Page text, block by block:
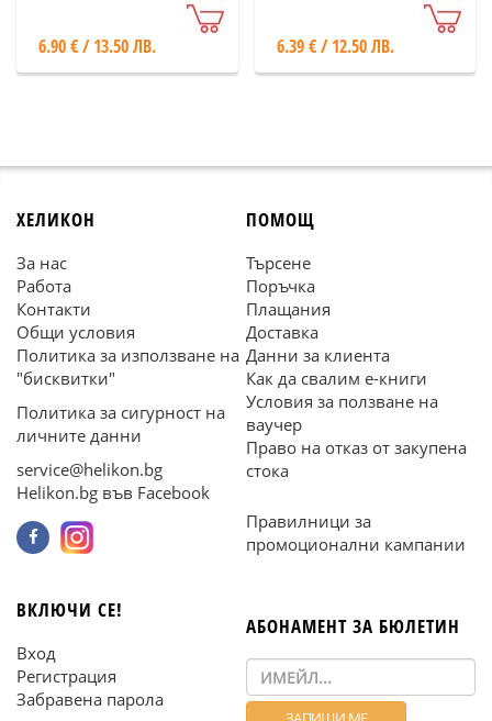
6.90 € / 13.50 ЛВ. 6.39 € / 12.50 ЛВ.
ХЕЛИКОН
За нас
Работа
Контакти
Общи условия
Политика за използване на
"бисквитки"
Политика за сигурност на
личните данни
service@helikon.bg
Helikon.bg във Facebook
ПОМОЩ
Търсене
Поръчка
Плащания
Доставка
Данни за клиента
Как да свалим е-книги
Условия за ползване на
ваучер
Право на отказ от закупена
стока
Правилници за
промоционални кампании
ВКЛЮЧИ СЕ!
Вход
Регистрация
Забравена парола
АБОНАМЕНТ ЗА БЮЛЕТИН